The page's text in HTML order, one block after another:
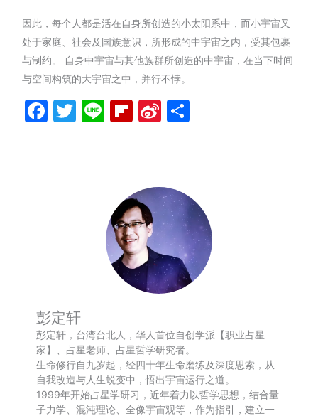
因此，每个人都是活在自身所创造的小太阳系中，而小宇宙又
处于家庭、社会及国族意识，所形成的中宇宙之内，受其包裹
与制约。 自身中宇宙与其他族群所创造的中宇宙，在当下时间
与空间构筑的大宇宙之中，并行不悖。
Facebook
Twitter
LineFlipboard
Sina
彭定轩
彭定轩，台湾台北人，华人首位自创学派【职业占星
家】、占星老师、占星哲学研究者。
生命修行自九岁起，经四十年生命磨练及深度思索，从
自我改造与人生蜕变中，悟出宇宙运行之道。
1999年开始占星学研习，近年着力以哲学思想，结合量
子力学、混沌理论、全像宇宙观等，作为指引，建立一